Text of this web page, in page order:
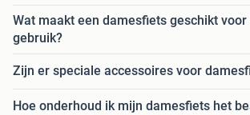
Wat maakt een damesfiets geschikt
gebruik?
Zijn er speciale accessoires voor
Hoe onderhoud ik mijn damesfiets het